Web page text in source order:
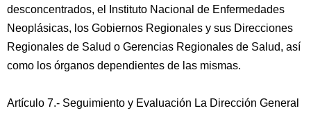
desconcentrados, el Instituto Nacional de Enfermedades
Neoplásicas, los Gobiernos Regionales y sus Direcciones
Regionales de Salud o Gerencias Regionales de Salud, así
como los órganos dependientes de las mismas.
Artículo 7.- Seguimiento y Evaluación La Dirección General